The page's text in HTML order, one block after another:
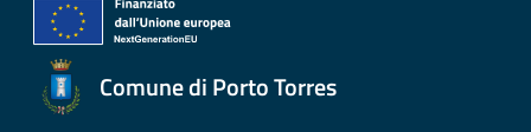
Comune di Porto Torres